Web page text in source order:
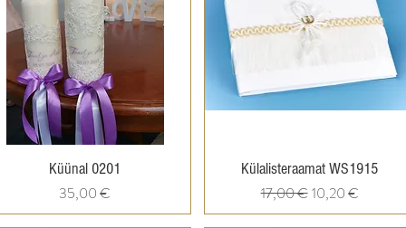
Quick View
Küünal 0201
Price
35,00 €
Quick View
Külalisteraamat WS1915
Regular Price
17,00 €Sale Price
10,20 €